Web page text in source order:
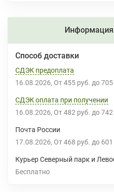
Информация
Способ доставки
СДЭК предоплата
16.08.2026 От 455 руб. до
СДЭК оплата при получении
16.08.2026 От 482 руб. до
Почта России
17.08.2026 От 468 руб. до
Курьер Северный парк и
Бесплатно